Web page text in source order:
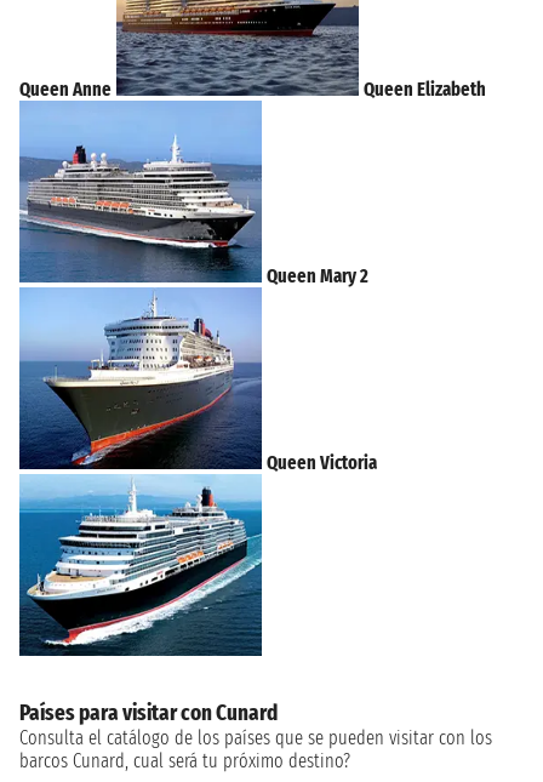
Queen Anne Queen Elizabeth
Queen Mary 2
Queen Victoria
Países para visitar con Cunard
Consulta el catálogo de los países que se pueden visitar con los
barcos Cunard, cual será tu próximo destino?